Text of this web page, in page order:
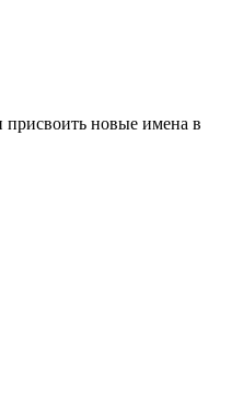
присвоить новые имена в